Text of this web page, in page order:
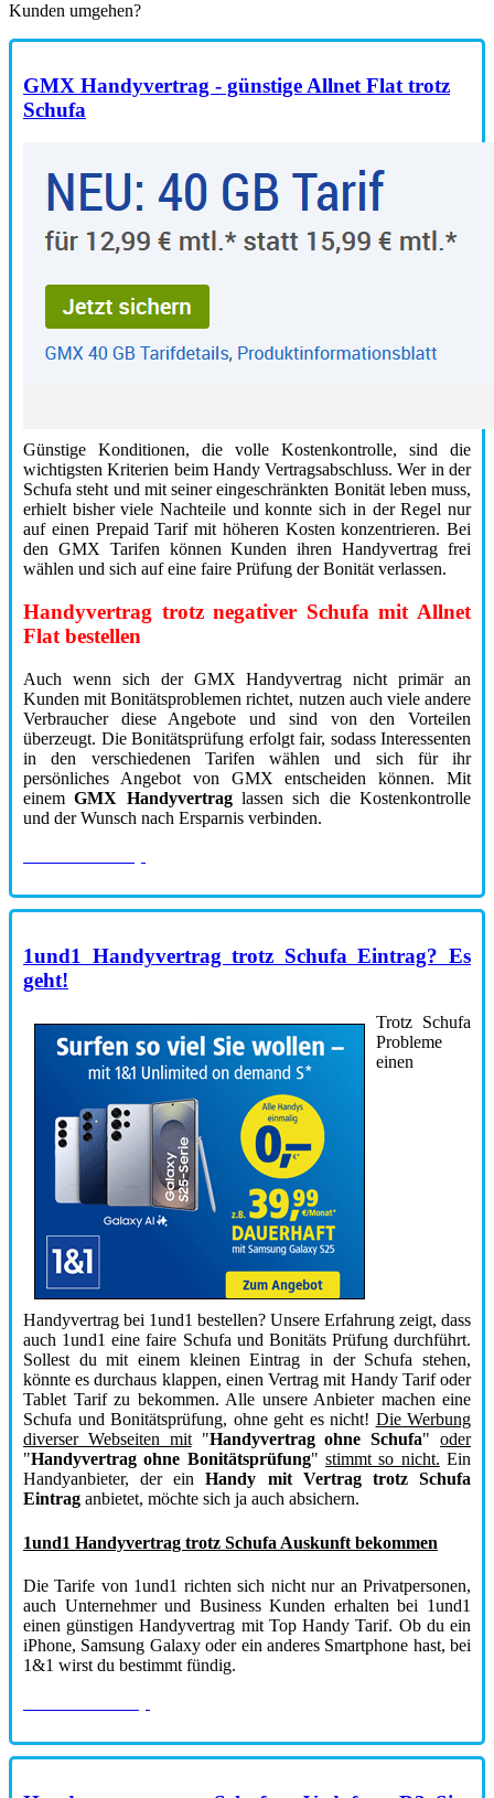
Kunden umgehen?
GMX Handyvertrag - günstige Allnet Flat trotz
Schufa
Günstige Konditionen, die volle Kostenkontrolle, sind die
wichtigsten Kriterien beim Handy Vertragsabschluss. Wer in der
Schufa steht und mit seiner eingeschränkten Bonität leben muss,
erhielt bisher viele Nachteile und konnte sich in der Regel nur
auf einen Prepaid Tarif mit höheren Kosten konzentrieren. Bei
den GMX Tarifen können Kunden ihren Handyvertrag frei
wählen und sich auf eine faire Prüfung der Bonität verlassen.
Handyvertrag trotz negativer Schufa mit Allnet
Flat bestellen
Auch wenn sich der GMX Handyvertrag nicht primär an
Kunden mit Bonitätsproblemen richtet, nutzen auch viele andere
Verbraucher diese Angebote und sind von den Vorteilen
überzeugt. Die Bonitätsprüfung erfolgt fair, sodass Interessenten
in den verschiedenen Tarifen wählen und sich für ihr
persönliches Angebot von GMX entscheiden können. Mit
einemGMX Handyvertraglassen sich die Kostenkontrolle
und der Wunsch nach Ersparnis verbinden.
1und1 Handyvertrag trotz Schufa Eintrag? Es
geht!
Trotz Schufa
Probleme
einen
Handyvertrag bei 1und1 bestellen? Unsere Erfahrung zeigt, dass
auch 1und1 eine faire Schufa und Bonitäts Prüfung durchführt.
Sollest du mit einem kleinen Eintrag in der Schufa stehen,
könnte es durchaus klappen, einen Vertrag mit Handy Tarif oder
Tablet Tarif zu bekommen. Alle unsere Anbieter machen eine
Schufa und Bonitätsprüfung, ohne geht es nicht! Die Werbung
diverser Webseiten mit"Handyvertrag ohne Schufa"oder
"Handyvertrag ohne Bonitätsprüfung"stimmt so nicht. Ein
Handyanbieter, der einHandy mit Vertrag trotz Schufa
Eintrag anbietet, möchte sich ja auch absichern.
1und1 Handyvertrag trotz Schufa Auskunft bekommen
Die Tarife von 1und1 richten sich nicht nur an Privatpersonen,
auch Unternehmer und Business Kunden erhalten bei 1und1
einen günstigen Handyvertrag mit Top Handy Tarif. Ob du ein
iPhone, Samsung Galaxy oder ein anderes Smartphone hast, bei
1&1 wirst du bestimmt fündig.